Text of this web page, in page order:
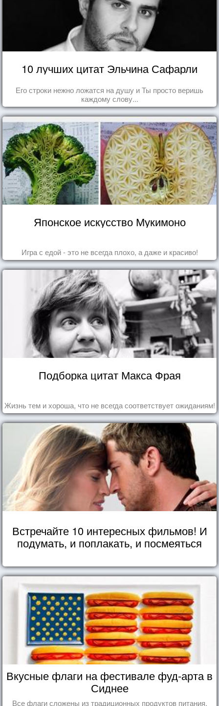
10 лучших цитат Эльчина Сафарли
Его строки нежно ложатся на душу и Ты просто веришь
каждому слову...
Японское искусство Мукимоно
Игра с едой - это не всегда плохо, а даже и красиво!
Подборка цитат Макса Фрая
Жизнь тем и хороша, что не всегда соответствует ожиданиям!
Встречайте 10 интересных фильмов! И
подумать, и поплакать, и посмеяться
Вкусные флаги на фестивале фуд-арта в
Сиднее
Все флаги сложены из традиционных продуктов питания,